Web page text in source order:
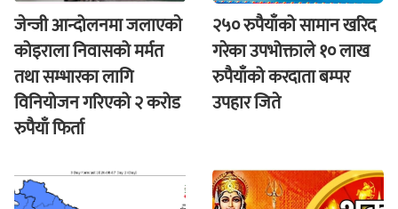
जेन्जी आन्दोलनमा जलाएकाे
कोइराला निवासको मर्मत
तथा सम्भारका लागि
विनियोजन गरिएको २ करोड
रुपैयाँ फिर्ता
२५० रुपैयाँको सामान खरिद
गरेका उपभोक्ताले १० लाख
रुपैयाँको करदाता बम्पर
उपहार जिते